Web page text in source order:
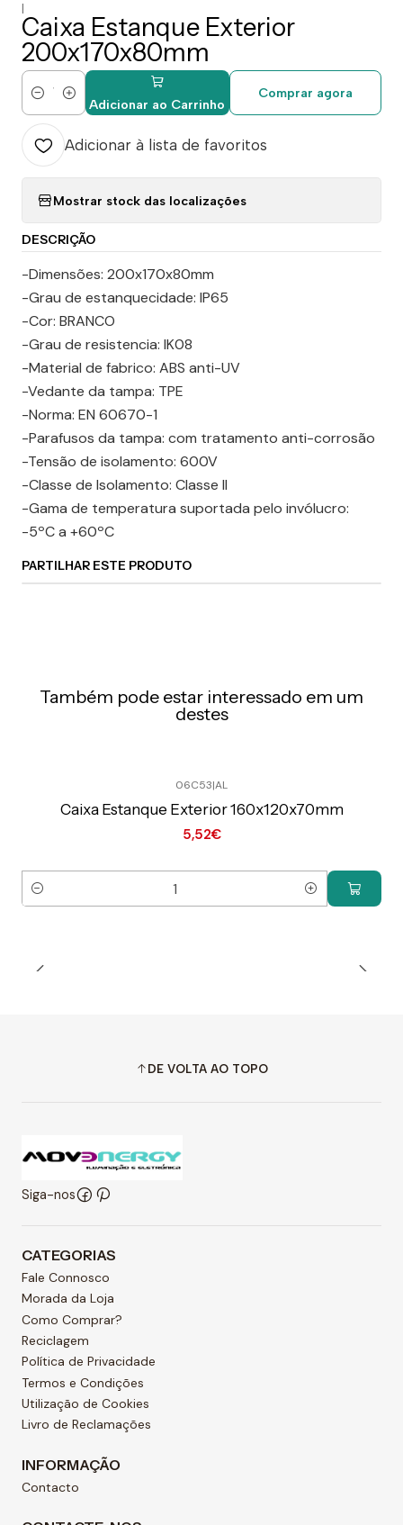
|
Caixa Estanque Exterior
200x170x80mm
QuantidadeAdicionar ao Carrinho
Comprar agora
Adicionar à lista de favoritos
Mostrar stock das localizações
DESCRIÇÃO
-Dimensões: 200x170x80mm
-Grau de estanquecidade: IP65
-Cor: BRANCO
-Grau de resistencia: IK08
-Material de fabrico: ABS anti-UV
-Vedante da tampa: TPE
-Norma: EN 60670-1
-Parafusos da tampa: com tratamento anti-corrosão
-Tensão de isolamento: 600V
-Classe de Isolamento: Classe II
-Gama de temperatura suportada pelo invólucro:
-5ºC a +60ºC
PARTILHAR ESTE PRODUTO
Também pode estar interessado em um
destes
06C53|AL
Caixa Estanque Exterior 160x120x70mm
5,52€
Quantidade
DE VOLTA AO TOPO
Siga-nos
CATEGORIAS
Fale Connosco
Morada da Loja
Como Comprar?
Reciclagem
Política de Privacidade
Termos e Condições
Utilização de Cookies
Livro de Reclamações
INFORMAÇÃO
Contacto